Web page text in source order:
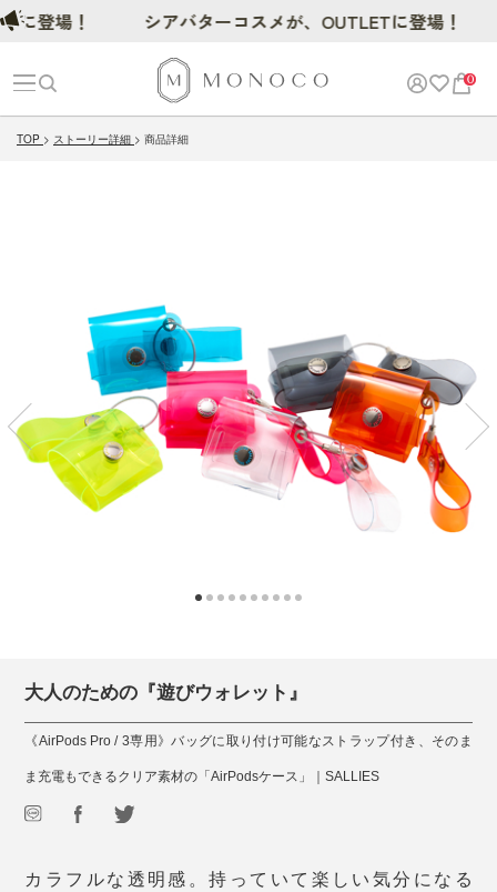
0
TOP ストーリー詳細 商品詳細
大人のための『遊びウォレット』
《AirPods Pro / 3専用》バッグに取り付け可能なストラップ付き、そのま
ま充電もできるクリア素材の「AirPodsケース」｜SALLIES
カラフルな透明感。持っていて楽しい気分になる
場！ シアバターコスメが、OUTLETに登場！